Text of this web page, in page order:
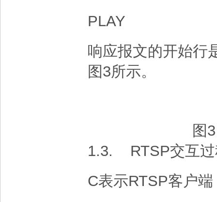
PLAY
响应报文的开始行
图3所示。
图
1.3.
RTSP交互
C表示RTSP客户